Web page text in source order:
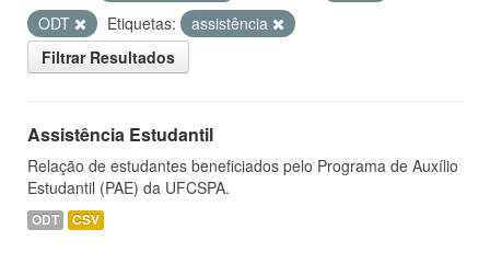
ODT
Etiquetas:
assistência
Filtrar Resultados
Assistência Estudantil
Relação de estudantes beneficiados pelo Programa de Auxílio
Estudantil (PAE) da UFCSPA.
ODT CSV